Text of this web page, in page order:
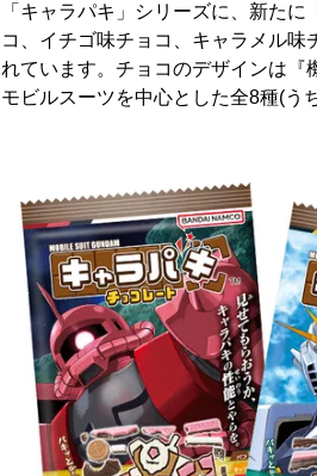
「キャラパキ」シリーズに、新た
コ、イチゴ味チョコ、キャラメル
れています。チョコのデザインは『
モビルスーツを中心とした全8種(う